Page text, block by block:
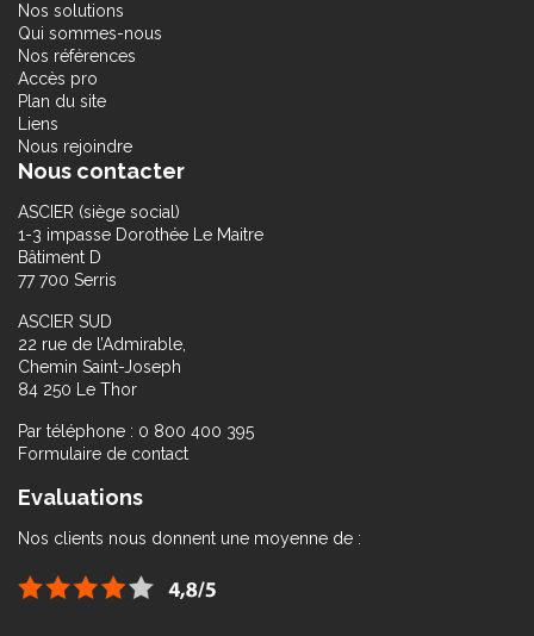
Nos solutions
Qui sommes-nous
Nos références
Accès pro
Plan du site
Liens
Nous rejoindre
Nous contacter
ASCIER (siège social)
1-3 impasse Dorothée Le Maitre
Bâtiment D
77 700 Serris
ASCIER SUD
22 rue de l’Admirable,
Chemin Saint-Joseph
84 250 Le Thor
Par téléphone : 0 800 400 395
Formulaire de contact
Evaluations
Nos clients nous donnent une moyenne de :